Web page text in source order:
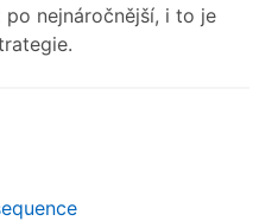
nejnáročnější, i to je